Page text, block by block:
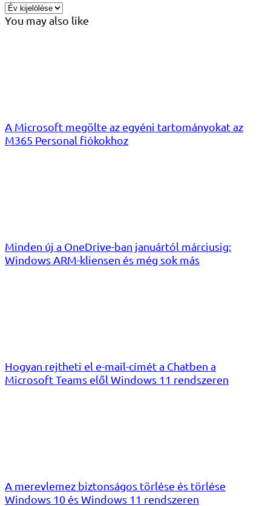
You may also like
A Microsoft megölte az egyéni tartományokat az
M365 Personal fiókokhoz
Minden új a OneDrive-ban januártól márciusig:
Windows ARM-kliensen és még sok más
Hogyan rejtheti el e-mail-címét a Chatben a
Microsoft Teams elől Windows 11 rendszeren
A merevlemez biztonságos törlése és törlése
Windows 10 és Windows 11 rendszeren